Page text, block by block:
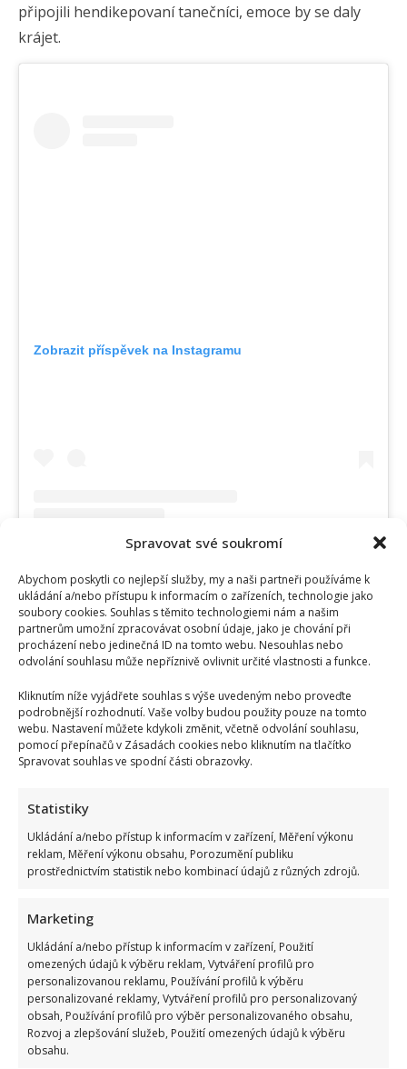
Spravovat své soukromí
Abychom poskytli co nejlepší služby, my a naši partneři používáme k
ukládání a/nebo přístupu k informacím o zařízeních, technologie jako
soubory cookies. Souhlas s těmito technologiemi nám a našim
partnerům umožní zpracovávat osobní údaje, jako je chování při
procházení nebo jedinečná ID na tomto webu. Nesouhlas nebo
odvolání souhlasu může nepříznivě ovlivnit určité vlastnosti a funkce.
Kliknutím níže vyjádřete souhlas s výše uvedeným nebo proveďte
podrobnější rozhodnutí. Vaše volby budou použity pouze na tomto
webu. Nastavení můžete kdykoli změnit, včetně odvolání souhlasu,
pomocí přepínačů v Zásadách cookies nebo kliknutím na tlačítko
Spravovat souhlas ve spodní části obrazovky.
Statistiky
Ukládání a/nebo přístup k informacím v zařízení, Měření výkonu
reklam, Měření výkonu obsahu, Porozumění publiku
prostřednictvím statistik nebo kombinací údajů z různých zdrojů.
Marketing
Ukládání a/nebo přístup k informacím v zařízení, Použití
omezených údajů k výběru reklam, Vytváření profilů pro
personalizovanou reklamu, Používání profilů k výběru
personalizované reklamy, Vytváření profilů pro personalizovaný
obsah, Používání profilů pro výběr personalizovaného obsahu,
Rozvoj a zlepšování služeb, Použití omezených údajů k výběru
obsahu.
připojili hendikepovaní tanečníci, emoce by se daly
krájet.
Zobrazit příspěvek na Instagramu
Příspěvek sdílený StarDance (@stardancecz)
Příští týden StarDance už zase někdo
opustí
Uhádnout jméno, které nás v příštím kole opustí, není
jen tak. I v tomto kole získala nejméně bodu Martina
Ptáčková. V minulých kolech se ale ukázalo, že nejnižší
vypadnutí.
Tak se necháme překvapit a uvidíme, komu se příští
krok blíže k pomyslným stupňům vítězství ve třinácté
řadě StarDance.